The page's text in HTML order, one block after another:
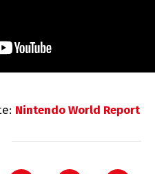
Nintendo World Report